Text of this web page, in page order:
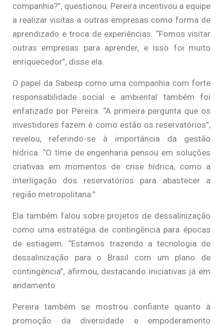
companhia?”, questionou. Pereira incentivou a equipe
a realizar visitas a outras empresas como forma de
aprendizado e troca de experiências. “Fomos visitar
outras empresas para aprender, e isso foi muito
enriquecedor”, disse ela.
O papel da Sabesp como uma companhia com forte
responsabilidade social e ambiental também foi
enfatizado por Pereira. “A primeira pergunta que os
investidores fazem é como estão os reservatórios”,
revelou, referindo-se à importância da gestão
hídrica. “O time de engenharia pensou em soluções
criativas em momentos de crise hídrica, como a
interligação dos reservatórios para abastecer a
região metropolitana.”
Ela também falou sobre projetos de dessalinização
como uma estratégia de contingência para épocas
de estiagem. “Estamos trazendo a tecnologia de
dessalinização para o Brasil com um plano de
contingência”, afirmou, destacando iniciativas já em
andamento.
Pereira também se mostrou confiante quanto à
promoção da diversidade e empoderamento